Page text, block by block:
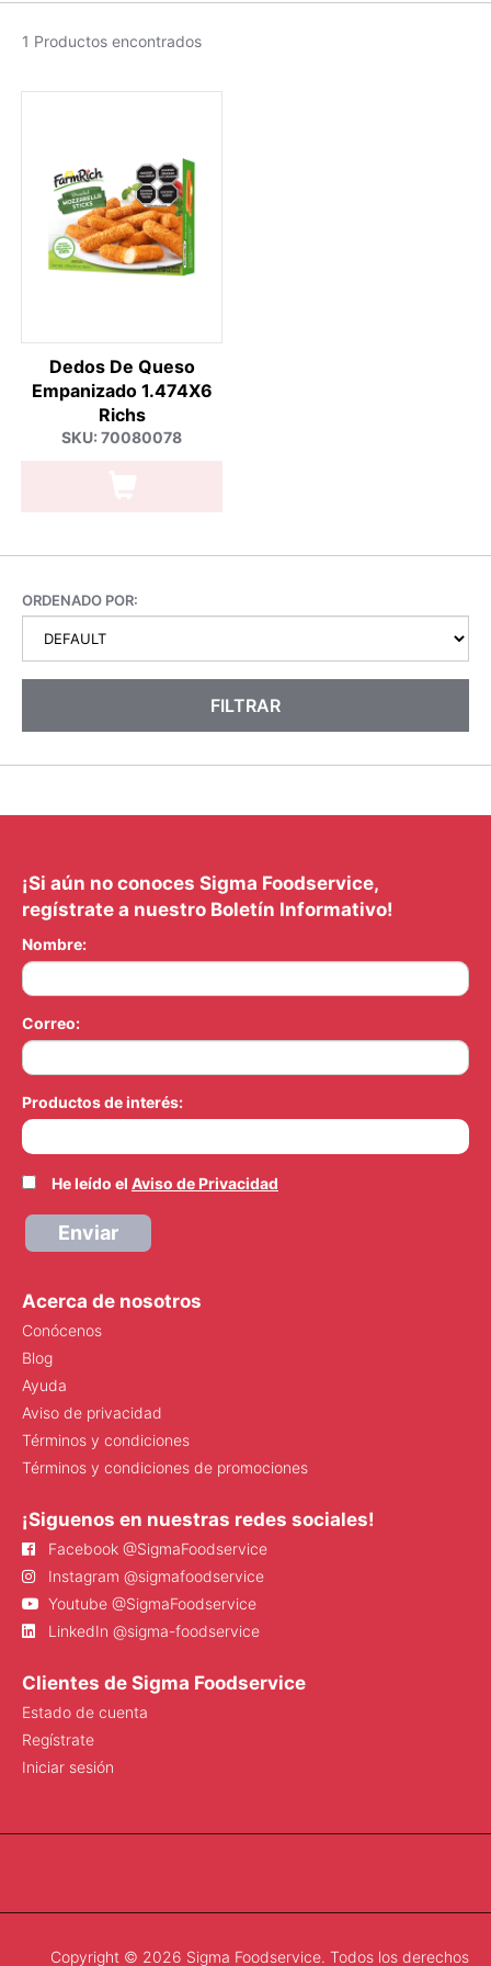
1 Productos encontrados
Dedos De Queso
Empanizado 1.474X6
Richs
SKU: 70080078
ORDENADO POR:
FILTRAR
¡Si aún no conoces Sigma Foodservice,
regístrate a nuestro Boletín Informativo!
Nombre:
Correo:
Productos de interés:
He leído el Aviso de Privacidad
Enviar
Acerca de nosotros
Conócenos
Blog
Ayuda
Aviso de privacidad
Términos y condiciones
Términos y condiciones de promociones
¡Siguenos en nuestras redes sociales!
Facebook @SigmaFoodservice
Instagram @sigmafoodservice
Youtube @SigmaFoodservice
LinkedIn @sigma-foodservice
Clientes de Sigma Foodservice
Estado de cuenta
Regístrate
Iniciar sesión
Copyright © 2026 Sigma Foodservice. Todos los derechos